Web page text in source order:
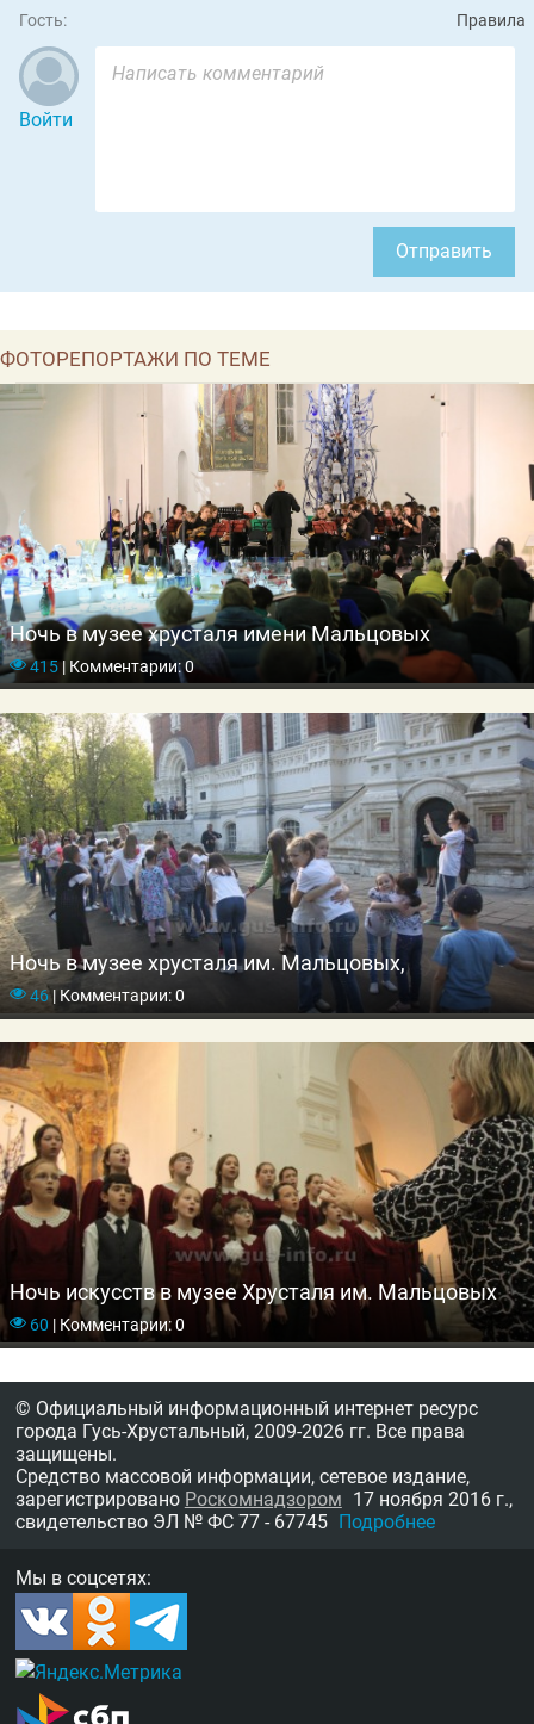
Гость: Правила
Войти
Отправить
ФОТОРЕПОРТАЖИ ПО ТЕМЕ
Ночь в музее хрусталя имени Мальцовых
415 |Комментарии: 0
Ночь в музее хрусталя им. Мальцовых,
46|Комментарии: 0
Ночь искусств в музее Хрусталя им. Мальцовых
60 |Комментарии: 0
© Официальный информационный интернет ресурс
города Гусь-Хрустальный, 2009-2026 гг. Все права
защищены.
Средство массовой информации, сетевое издание,
зарегистрировано Роскомнадзором 17 ноября 2016 г.,
свидетельство ЭЛ № ФС 77 - 67745 Подробнее
Мы в соцсетях: